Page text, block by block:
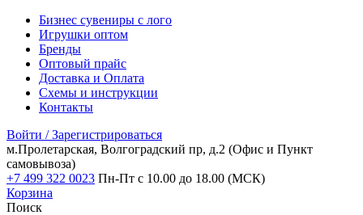
Бизнес сувениры с лого
Игрушки оптом
Бренды
Оптовый прайс
Доставка и Оплата
Схемы и инструкции
Контакты
Войти / Зарегистрироваться
м.Пролетарская, Волгоградский пр, д.2 (Офис и Пункт
самовывоза)
+7 499 322 0023 Пн-Пт с 10.00 до 18.00 (МСК)
Корзина
Поиск